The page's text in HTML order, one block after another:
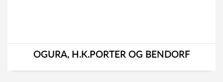
OGURA, H.K.PORTER OG BENDORF